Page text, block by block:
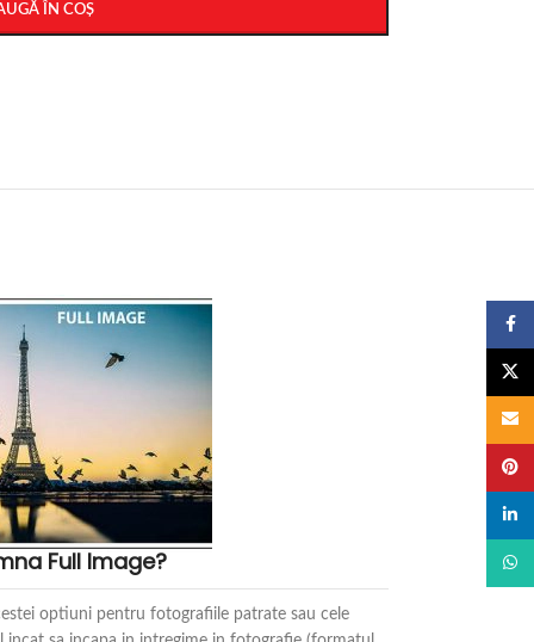
ÎN COȘ
Full Image?
optiuni pentru fotografiile patrate sau cele
Email